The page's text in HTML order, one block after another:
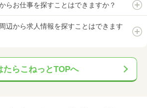
らお仕事を探すことはできますか？
辺から求人情報を探すことはできます
たらこねっとTOPへ